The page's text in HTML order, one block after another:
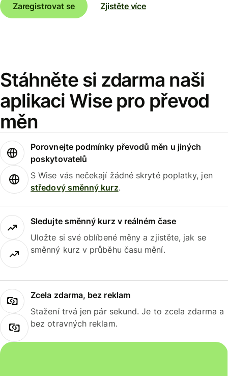
Zaregistrovat se
Zjistěte více
Stáhněte si zdarma naši
aplikaci Wise pro převod
měn
Porovnejte podmínky převodů měn u jiných
poskytovatelů
S Wise vás nečekají žádné skryté poplatky, jen
středový směnný kurz.
Sledujte směnný kurz v reálném čase
Uložte si své oblíbené měny a zjistěte, jak se
směnný kurz v průběhu času mění.
Zcela zdarma, bez reklam
Stažení trvá jen pár sekund. Je to zcela zdarma a
bez otravných reklam.